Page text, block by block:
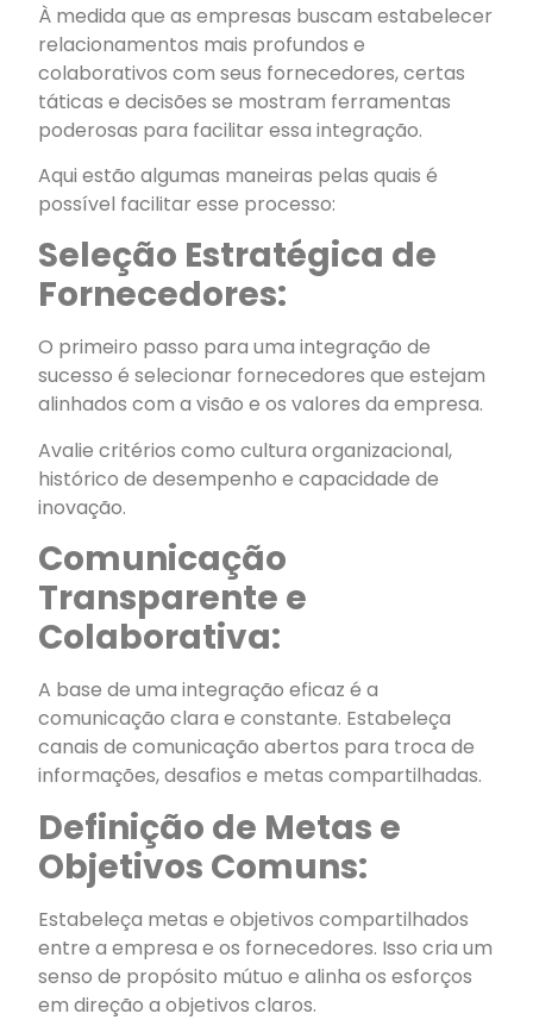
À medida que as empresas buscam estabelecer
relacionamentos mais profundos e
colaborativos com seus fornecedores, certas
táticas e decisões se mostram ferramentas
poderosas para facilitar essa integração.
Aqui estão algumas maneiras pelas quais é
possível facilitar esse processo:
Seleção Estratégica de
Fornecedores:
O primeiro passo para uma integração de
sucesso é selecionar fornecedores que estejam
alinhados com a visão e os valores da empresa.
Avalie critérios como cultura organizacional,
histórico de desempenho e capacidade de
inovação.
Comunicação
Transparente e
Colaborativa:
A base de uma integração eficaz é a
comunicação clara e constante. Estabeleça
canais de comunicação abertos para troca de
informações, desafios e metas compartilhadas.
Definição de Metas e
Objetivos Comuns:
Estabeleça metas e objetivos compartilhados
entre a empresa e os fornecedores. Isso cria um
senso de propósito mútuo e alinha os esforços
em direção a objetivos claros.